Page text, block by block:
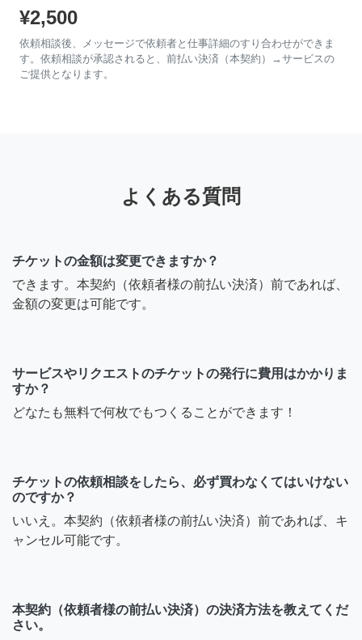
¥2,500
依頼相談後、メッセージで依頼者と仕事詳細のすり合わせができま
す。依頼相談が承認されると、前払い決済（本契約）→サービスの
ご提供となります。
よくある質問
チケットの金額は変更できますか？
できます。本契約（依頼者様の前払い決済）前であれば、
金額の変更は可能です。
サービスやリクエストのチケットの発行に費用はかかりま
すか？
どなたも無料で何枚でもつくることができます！
チケットの依頼相談をしたら、必ず買わなくてはいけない
のですか？
いいえ。本契約（依頼者様の前払い決済）前であれば、キ
ャンセル可能です。
本契約（依頼者様の前払い決済）の決済方法を教えてくだ
さい。